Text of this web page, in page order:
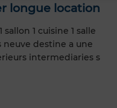
longue location
1 cuisine 1 salle
neuve destine a une
intermediaries s